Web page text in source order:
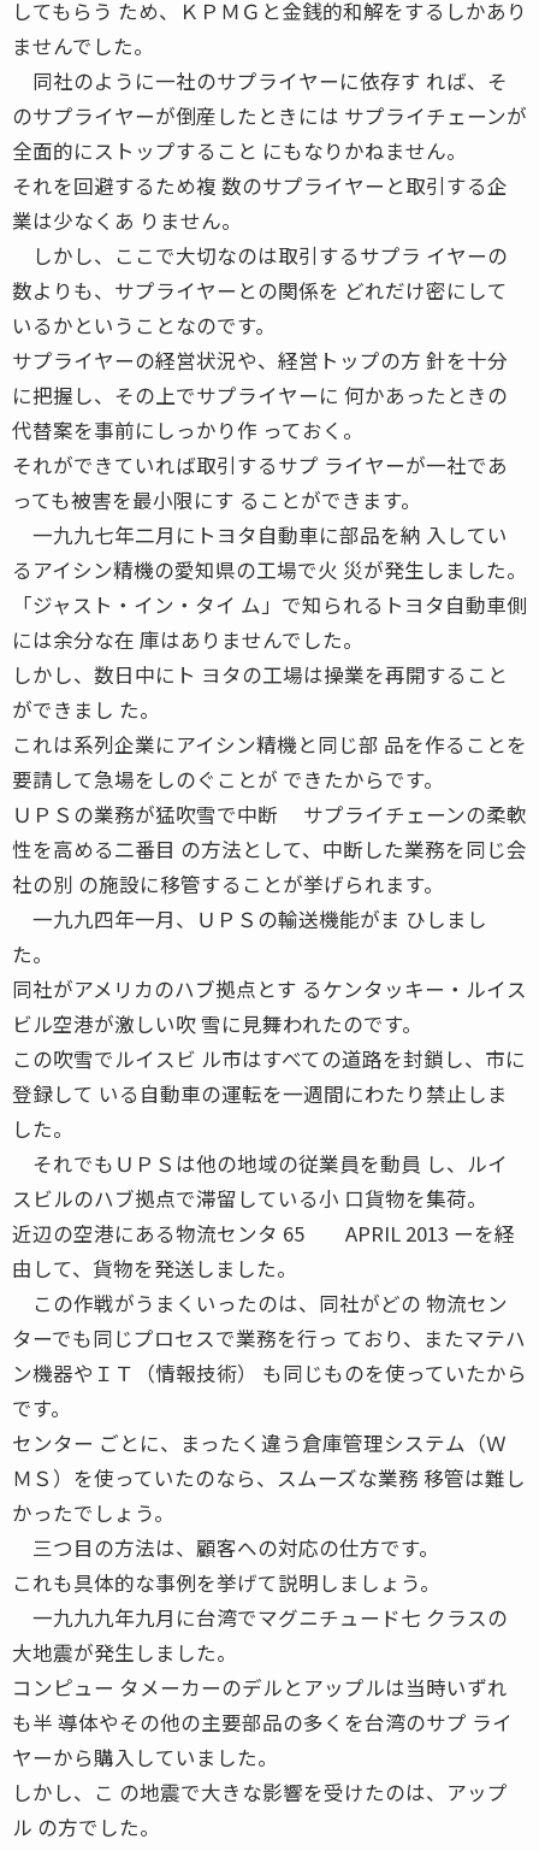
してもらう ため、ＫＰＭＧと金銭的和解をするしかあり
ませんでした。
同社のように一社のサプライヤーに依存す れば、そ
のサプライヤーが倒産したときには サプライチェーンが
全面的にストップすること にもなりかねません。
それを回避するため複 数のサプライヤーと取引する企
業は少なくあ りません。
しかし、ここで大切なのは取引するサプラ イヤーの
数よりも、サプライヤーとの関係を どれだけ密にして
いるかということなのです。
サプライヤーの経営状況や、経営トップの方 針を十分
に把握し、その上でサプライヤーに 何かあったときの
代替案を事前にしっかり作 っておく。
それができていれば取引するサプ ライヤーが一社であ
っても被害を最小限にす ることができます。
一九九七年二月にトヨタ自動車に部品を納 入してい
るアイシン精機の愛知県の工場で火 災が発生しました。
「ジャスト・イン・タイ ム」で知られるトヨタ自動車側
には余分な在 庫はありませんでした。
しかし、数日中にト ヨタの工場は操業を再開すること
ができまし た。
これは系列企業にアイシン精機と同じ部 品を作ることを
要請して急場をしのぐことが できたからです。
ＵＰＳの業務が猛吹雪で中断 サプライチェーンの柔軟
性を高める二番目 の方法として、中断した業務を同じ会
社の別 の施設に移管することが挙げられます。
一九九四年一月、ＵＰＳの輸送機能がま ひしまし
た。
同社がアメリカのハブ拠点とす るケンタッキー・ルイス
ビル空港が激しい吹 雪に見舞われたのです。
この吹雪でルイスビ ル市はすべての道路を封鎖し、市に
登録して いる自動車の運転を一週間にわたり禁止しま
した。
それでもＵＰＳは他の地域の従業員を動員 し、ルイ
スビルのハブ拠点で滞留している小 口貨物を集荷。
近辺の空港にある物流センタ 65 APRIL 2013 ーを経
由して、貨物を発送しました。
この作戦がうまくいったのは、同社がどの 物流セン
ターでも同じプロセスで業務を行っ ており、またマテハ
ン機器やＩＴ（情報技術） も同じものを使っていたから
です。
センター ごとに、まったく違う倉庫管理システム（Ｗ
ＭＳ）を使っていたのなら、スムーズな業務 移管は難し
かったでしょう。
三つ目の方法は、顧客への対応の仕方です。
これも具体的な事例を挙げて説明しましょう。
一九九九年九月に台湾でマグニチュード七 クラスの
大地震が発生しました。
コンピュー タメーカーのデルとアップルは当時いずれ
も半 導体やその他の主要部品の多くを台湾のサプ ライ
ヤーから購入していました。
しかし、こ の地震で大きな影響を受けたのは、アップ
ル の方でした。